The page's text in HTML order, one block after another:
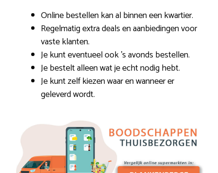
Online bestellen kan al binnen een kwartier.
Regelmatig extra deals en aanbiedingen voor
vaste klanten.
Je kunt eventueel ook ’s avonds bestellen.
Je bestelt alleen wat je echt nodig hebt.
Je kunt zelf kiezen waar en wanneer er
geleverd wordt.